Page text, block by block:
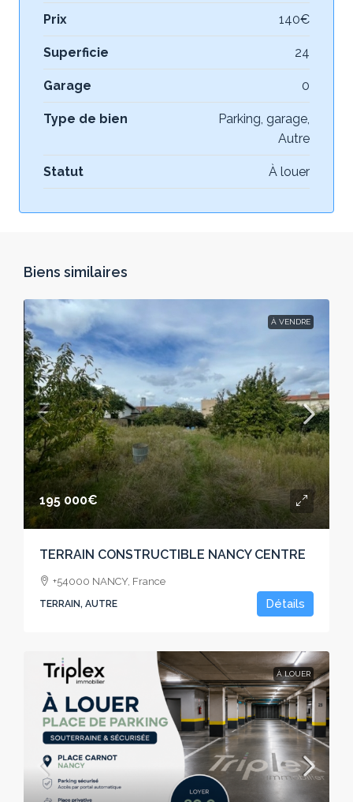
Prix 140€
Superficie 24
Garage 0
Type de bien
Parking, garage,
Autre
Statut À louer
Biens similaires
À VENDRE
195 000€
TERRAIN CONSTRUCTIBLE NANCY CENTRE
+54000 NANCY, France
TERRAIN, AUTRE Détails
À LOUER